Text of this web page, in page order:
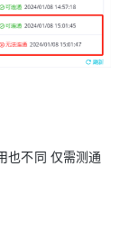
也不同 仅需测通